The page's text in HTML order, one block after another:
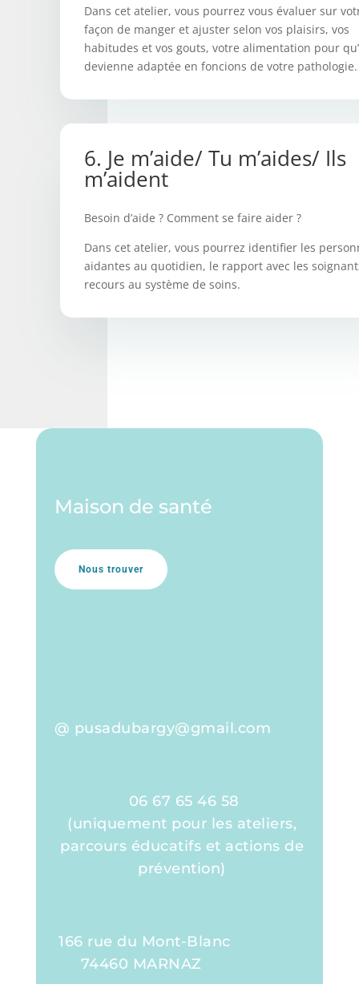
Dans cet atelier, vous pourrez vous évaluer sur
façon de manger et ajuster selon vos plaisirs, vos
habitudes et vos gouts, votre alimentation pour
devienne adaptée en foncions de votre pathologie.
6. Je m’aide/ Tu m’aides/ Ils
m’aident
Besoin d’aide ? Comment se faire aider ?
Dans cet atelier, vous pourrez identifier les
aidantes au quotidien, le rapport avec les
recours au système de soins.
Maison de santé
Nous trouver
@ pusadubargy@gmail.com
06 67 65 46 58
(uniquement pour les ateliers,
parcours éducatifs et actions de
prévention)
166 rue du Mont-Blanc
74460 MARNAZ